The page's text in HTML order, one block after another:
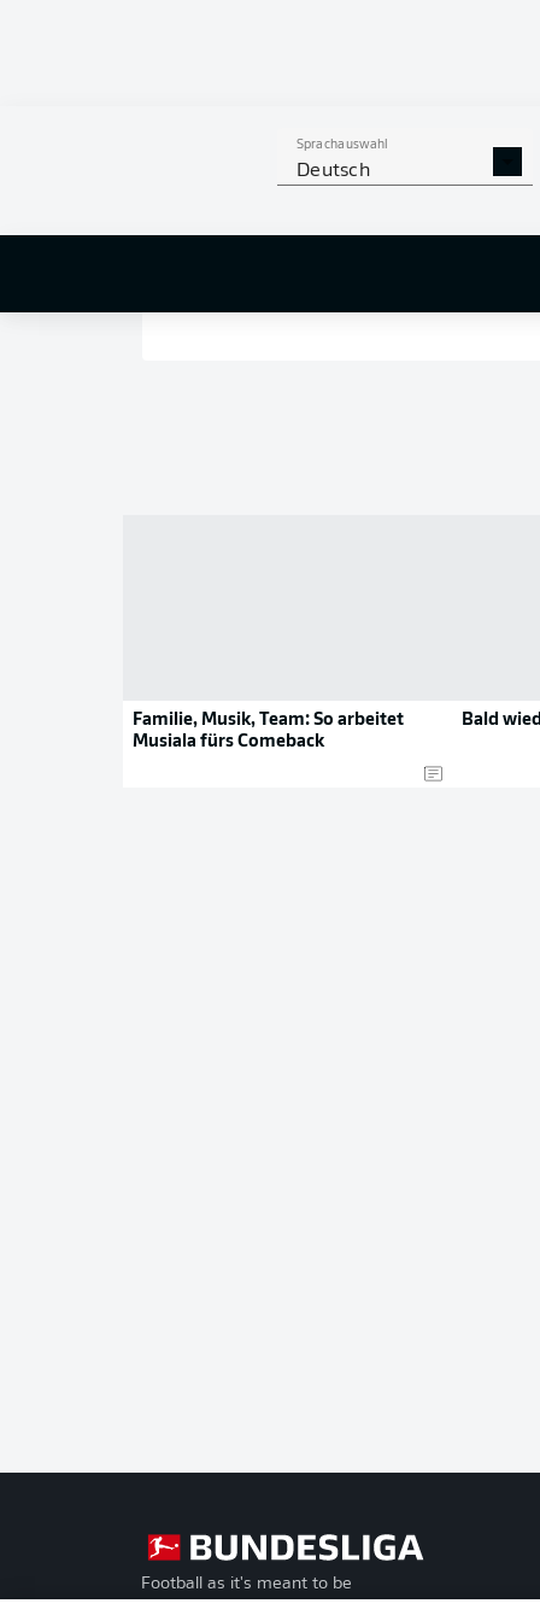
Sprachauswahl
Deutsch
Familie, Musik, Team: So arbeitet
Musiala fürs Comeback
Bald
Football as it's meant to be